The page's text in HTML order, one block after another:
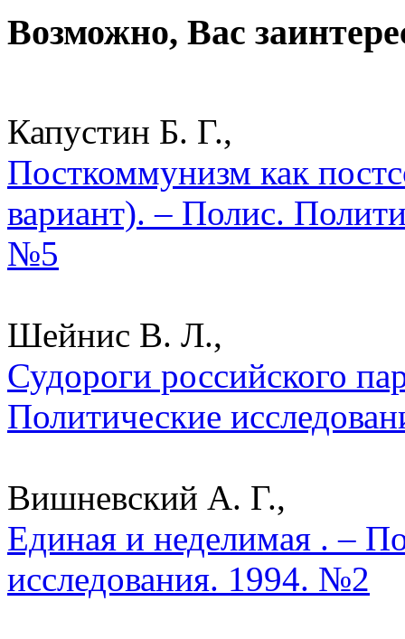
Возможно, Вас
Капустин Б. Г.,
Посткоммунизм как
вариант). – Полис.
№5
Шейнис В. Л.,
Судороги российского
Политические
Вишневский А. Г.,
Единая и неделимая . –
исследования. 1994. №2